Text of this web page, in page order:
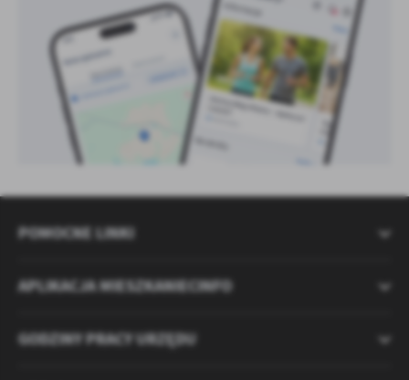
POMOCNE LINKI
APLIKACJA MIESZKANIECINFO
GODZINY PRACY URZĘDU